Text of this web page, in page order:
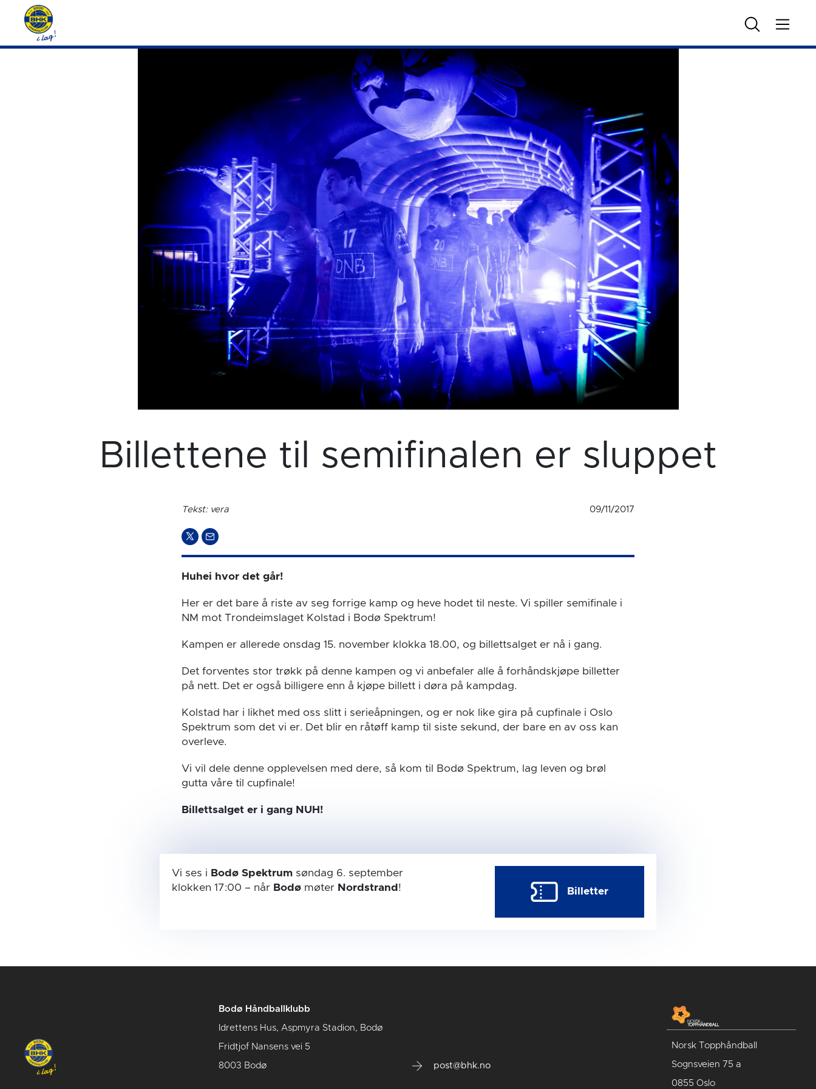
Billettene til semifinalen er sluppet
Tekst: vera 09/11/2017
Huhei hvor det går!
Her er det bare å riste av seg forrige kamp og heve hodet til neste. Vi spiller semifinale i
NM mot Trondeimslaget Kolstad i Bodø Spektrum!
Kampen er allerede onsdag 15. november klokka 18.00, og billettsalget er nå i gang.
Det forventes stor trøkk på denne kampen og vi anbefaler alle å forhåndskjøpe billetter
på nett. Det er også billigere enn å kjøpe billett i døra på kampdag.
Kolstad har i likhet med oss slitt i serieåpningen, og er nok like gira på cupfinale i Oslo
Spektrum som det vi er. Det blir en råtøff kamp til siste sekund, der bare en av oss kan
overleve.
Vi vil dele denne opplevelsen med dere, så kom til Bodø Spektrum, lag leven og brøl
gutta våre til cupfinale!
Billettsalget er i gang NUH!
Vi ses i Bodø Spektrumsøndag 6. september
klokken 17:00 – når Bodømøter Nordstrand ! Billetter
Bodø Håndballklubb
Idrettens Hus, Aspmyra Stadion, Bodø
Fridtjof Nansens vei 5
8003 Bodø post@bhk.no
Norsk Topphåndball
Sognsveien 75 a
0855 Oslo